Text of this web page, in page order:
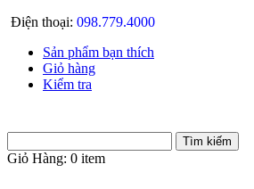
Điện thoại: 098.779.4000
Sản phẩm bạn thích
Giỏ hàng
Kiểm tra
Giỏ Hàng: 0 item